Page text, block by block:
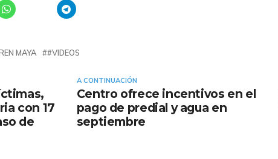
MAYA #VIDEOS
A CONTINUACIÓN
Centro ofrece incentivos en el
pago de predial y agua en
septiembre
con 17
de